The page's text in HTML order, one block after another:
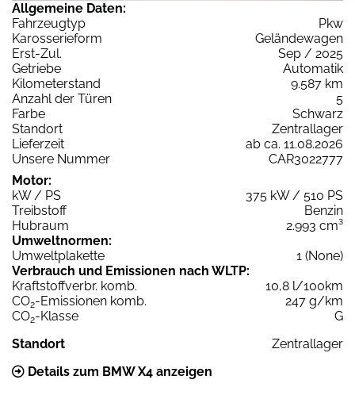
Allgemeine Daten:
Fahrzeugtyp
Pkw
Karosserieform
Geländewagen
Erst-Zul.
Sep / 2025
Getriebe
Automatik
Kilometerstand
9.587 km
Anzahl der Türen
5
Farbe
Schwarz
Standort
Zentrallager
Lieferzeit
ab ca. 11.08.2026
Unsere Nummer
CAR3022777
Motor:
kW / PS
375 kW / 510 PS
Treibstoff
Benzin
Hubraum
2.993 cm³
Umweltnormen:
Umweltplakette
1 (None)
Verbrauch und Emissionen nach WLTP:
Kraftstoffverbr. komb.
10,8 l/100km
CO2-Emissionen komb.
247 g/km
CO2-Klasse
G
Standort
Zentrallager
Details zum BMW X4 anzeigen